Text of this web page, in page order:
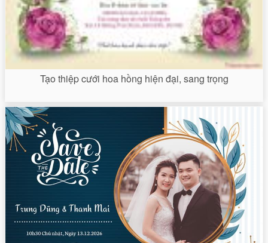
Tạo thiệp cưới hoa hồng hiện đại, sang trọng